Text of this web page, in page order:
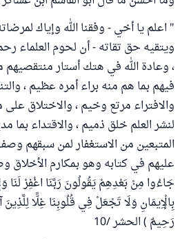
" اعلم يا أخي - وفقنا الله وإياك
ويتقيه حق تقاته - أن لحوم العلماء
، وعادة الله في هتك أستار منتقصيهم
فيهم بما هم منه براء أمره عظيم ،
والافتراء مرتع وخيم ، والاختلاق على
لنشر العلم خلق ذميم ، والاقتداء بما
المتبعين من الاستغفار لمن سبقهم
عليهم في كتابه وهو بمكارم الأخلاق
جَاءُوا مِنْ بَعْدِهِمْ يَقُولُونَ رَبَّنَا اغْفِرْ لَنَا
بِالْإِيمَانِ وَلَا تَجْعَلْ فِي قُلُوبِنَا غِلًّا
رَحِيمٌ ) الحشر /10